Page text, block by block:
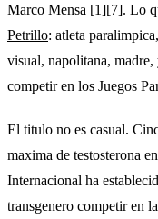
Marco Mensa [1][7]. Lo
Petrillo: atleta
visual, napolitana, madre,
competir en los Juegos
El titulo no es casual.
maxima de testosterona
Internacional ha
transgenero competir en